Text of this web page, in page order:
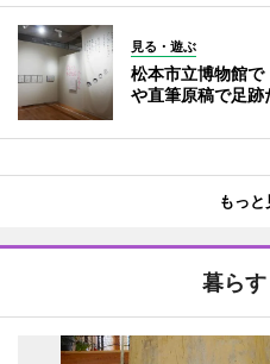
見る・遊ぶ
松本市立博物館
や直筆原稿で足跡
もっと
暮らす